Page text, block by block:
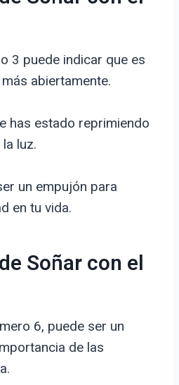
3 puede indicar que es
abiertamente.
has estado reprimiendo
luz.
un empujón para
en tu vida.
Soñar con el
6, puede ser un
de las